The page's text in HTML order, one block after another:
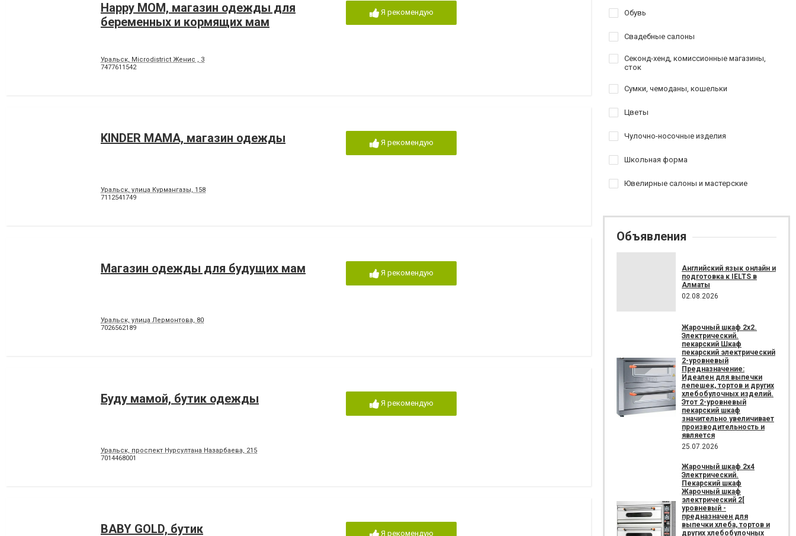
Happy MOM, магазин одежды для
беременных и кормящих мам
Уральск, Microdistrict Женис , 3
7477611542
Я рекомендую
KINDER MAMA, магазин одежды
Уральск, улица Курмангазы, 158
7112541749
Я рекомендую
Магазин одежды для будущих мам
Уральск, улица Лермонтова, 80
7026562189
Я рекомендую
Буду мамой, бутик одежды
Уральск, проспект Нурсултана Назарбаева, 215
7014468001
Я рекомендую
BABY GOLD, бутик Я рекомендую
Обувь
Свадебные салоны
Секонд-хенд, комиссионные магазины,
сток
Сумки, чемоданы, кошельки
Цветы
Чулочно-носочные изделия
Школьная форма
Ювелирные салоны и мастерские
Объявления
Английский язык онлайн и
подготовка к IELTS в
Алматы
02.08.2026
Жарочный шкаф 2х2.
Электрический.
пекарский Шкаф
пекарский электрический
2-уровневый
Предназначение:
Идеален для выпечки
лепешек, тортов и других
хлебобулочных изделий.
Этот 2-уровневый
пекарский шкаф
значительно увеличивает
производительность и
является
25.07.2026
Жарочный шкаф 2х4
Электрический.
Пекарский шкаф
Жарочный шкаф
электрический 2[
уровневый -
предназначен для
выпечки хлеба, тортов и
других хлебобулочных